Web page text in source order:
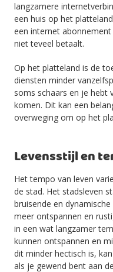
langzamere
een huis op het
een internet
niet teveel betaalt.
Op het platteland is de
diensten minder
soms schaars en je hebt
komen. Dit kan een
overweging om op het
Levensstijl en
Het tempo van leven
de stad. Het stadsleven
bruisende en
meer ontspannen en
in een wat langzamer
kunnen ontspannen en
dit minder hectisch is,
als je gewend bent aan